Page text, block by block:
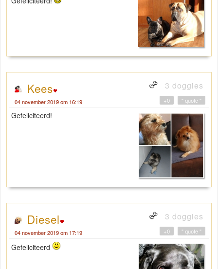
Kees 3 doggies
04 november 2019 om 16:19 " quote "
+0
Gefeliciteerd!
Diesel 3 doggies
04 november 2019 om 17:19 " quote "
+0
Gefeliciteerd